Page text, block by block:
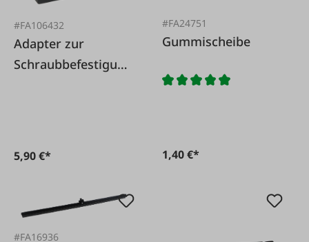
#FA106432
Adapter zur
Schraubbefestigung
5,90 €*
#FA24751
Gummischeibe
1,40 €*
#FA16936